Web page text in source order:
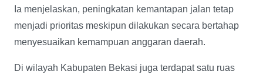
Ia menjelaskan, peningkatan kemantapan jalan tetap
menjadi prioritas meskipun dilakukan secara bertahap
menyesuaikan kemampuan anggaran daerah.
Di wilayah Kabupaten Bekasi juga terdapat satu ruas